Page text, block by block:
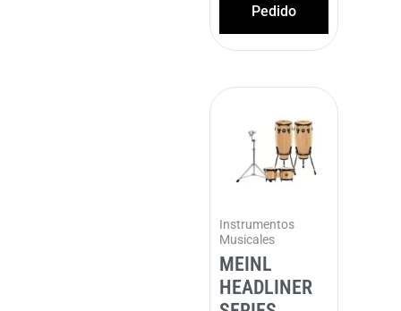
Pedido
Instrumentos
Musicales
MEINL
HEADLINER